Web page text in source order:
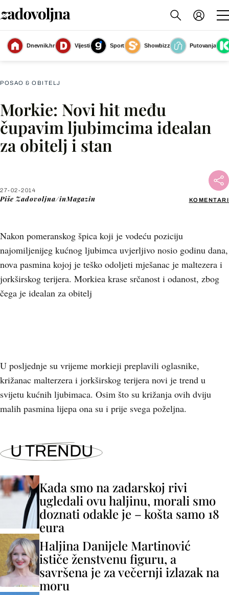
Dnevnik.hr Vijesti Sport Showbizz
Putovanja
Slika nije dostupna
POSAO & OBITELJ
Morkie: Novi hit među
čupavim ljubimcima idealan
za obitelj i stan
27-02-2014
Piše Zadovoljna/inMagazin KOMENTARI
Nakon pomeranskog špica koji je vodeću poziciju
najomiljenijeg kućnog ljubimca uvjerljivo nosio godinu dana,
nova pasmina kojoj je teško odoljeti mješanac je maltezera i
jorkširskog terijera. Morkiea krase srčanost i odanost, zbog
čega je idealan za obitelj
Facebook
X
U posljednje su vrijeme morkieji preplavili oglasnike,
križanac malterzera i jorkširskog terijera novi je trend u
svijetu kućnih ljubimaca. Osim što su križanja ovih dviju
malih pasmina lijepa ona su i prije svega poželjna.
U TRENDU
Kada smo na zadarskoj rivi
ugledali ovu haljinu, morali smo
doznati odakle je – košta samo 18
eura
Haljina Danijele Martinović
ističe ženstvenu figuru, a
savršena je za večernji izlazak na
moru